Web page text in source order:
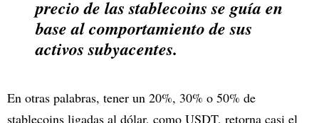
precio de las stablecoins se guía en
base al comportamiento de sus
activos subyacentes.
En otras palabras, tener un 20%, 30% o 50% de
stablecoins ligadas al dólar, como USDT, retorna casi el